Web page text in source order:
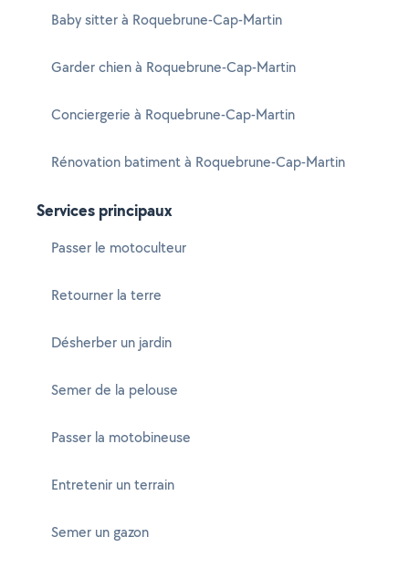
Baby sitter à Roquebrune-Cap-Martin
Garder chien à Roquebrune-Cap-Martin
Conciergerie à Roquebrune-Cap-Martin
Rénovation batiment à Roquebrune-Cap-Martin
Services principaux
Passer le motoculteur
Retourner la terre
Désherber un jardin
Semer de la pelouse
Passer la motobineuse
Entretenir un terrain
Semer un gazon